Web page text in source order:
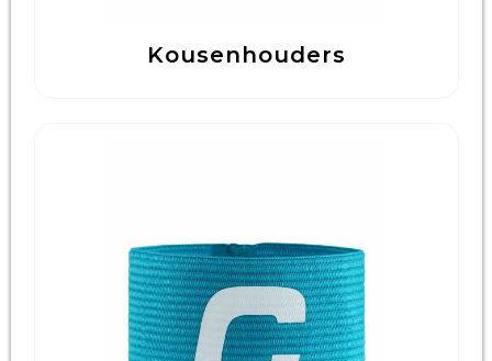
Kousenhouders